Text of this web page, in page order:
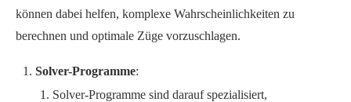
können dabei helfen, komplexe Wahrscheinlichkeiten zu
berechnen und optimale Züge vorzuschlagen.
Solver-Programme:
Solver-Programme sind darauf spezialisiert,